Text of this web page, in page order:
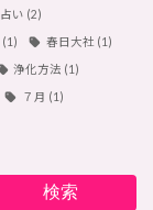
占い (2)
(1) 春日大社 (1)
浄化方法 (1)
７月 (1)
検索